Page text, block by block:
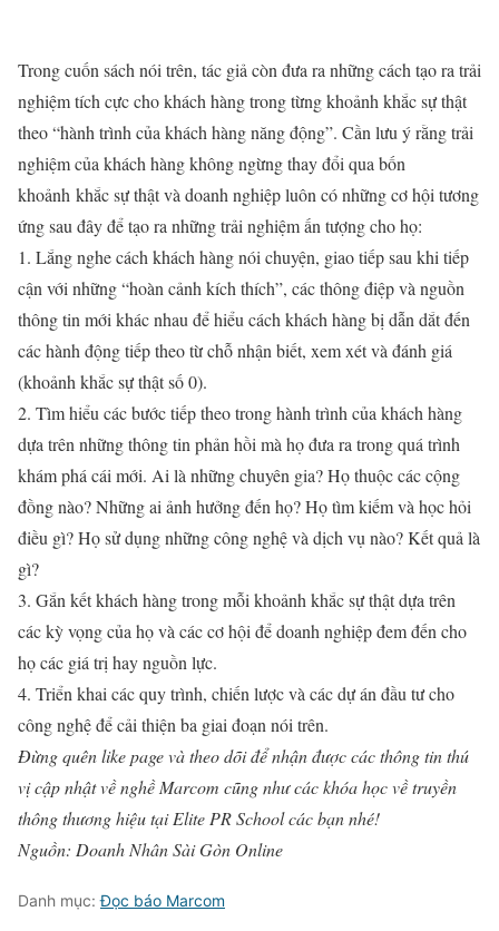
Trong cuốn sách nói trên, tác giả còn đưa ra những cách tạo ra trải
nghiệm tích cực cho khách hàng trong từng khoảnh khắc sự thật
theo “hành trình của khách hàng năng động”. Cần lưu ý rằng trải
nghiệm của khách hàng không ngừng thay đổi qua bốn
khoảnh khắc sự thật và doanh nghiệp luôn có những cơ hội tương
ứng sau đây để tạo ra những trải nghiệm ấn tượng cho họ:
1. Lắng nghe cách khách hàng nói chuyện, giao tiếp sau khi tiếp
cận với những “hoàn cảnh kích thích”, các thông điệp và nguồn
thông tin mới khác nhau để hiểu cách khách hàng bị dẫn dắt đến
các hành động tiếp theo từ chỗ nhận biết, xem xét và đánh giá
(khoảnh khắc sự thật số 0).
2. Tìm hiểu các bước tiếp theo trong hành trình của khách hàng
dựa trên những thông tin phản hồi mà họ đưa ra trong quá trình
khám phá cái mới. Ai là những chuyên gia? Họ thuộc các cộng
đồng nào? Những ai ảnh hưởng đến họ? Họ tìm kiếm và học hỏi
điều gì? Họ sử dụng những công nghệ và dịch vụ nào? Kết quả là
gì?
3. Gắn kết khách hàng trong mỗi khoảnh khắc sự thật dựa trên
các kỳ vọng của họ và các cơ hội để doanh nghiệp đem đến cho
họ các giá trị hay nguồn lực.
4. Triển khai các quy trình, chiến lược và các dự án đầu tư cho
công nghệ để cải thiện ba giai đoạn nói trên.
Đừng quên like page và theo dõi để nhận được các thông tin thú
vị cập nhật về nghề Marcom cũng như các khóa học về truyền
thông thương hiệu tại Elite PR School các bạn nhé!
Nguồn: Doanh Nhân Sài Gòn Online
Danh mục:Đọc báo Marcom